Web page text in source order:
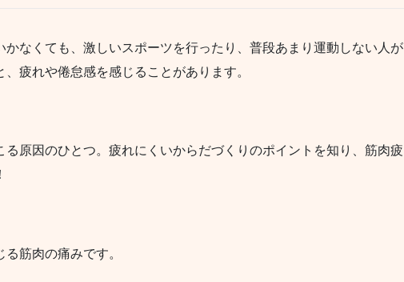
かなくても、激しいスポーツを行ったり、普段あまり運動しない人が
疲れや倦怠感を感じることがあります。
る原因のひとつ。疲れにくいからだづくりのポイントを知り、筋肉疲
筋肉の痛みです。